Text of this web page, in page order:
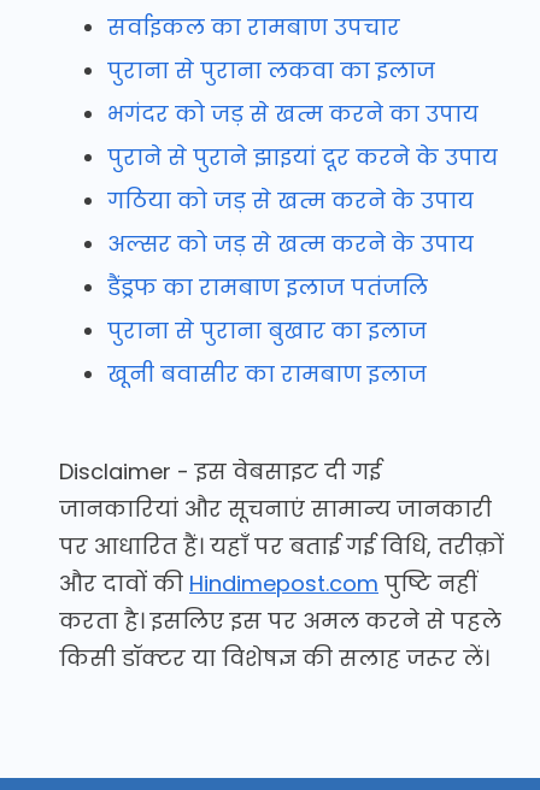
सर्वाइकल का रामबाण उपचार
पुराना से पुराना लकवा का इलाज
भगंदर को जड़ से खत्म करने का उपाय
पुराने से पुराने झाइयां दूर करने के उपाय
गठिया को जड़ से खत्म करने के उपाय
अल्सर को जड़ से खत्म करने के उपाय
डैंड्रफ का रामबाण इलाज पतंजलि
पुराना से पुराना बुखार का इलाज
खूनी बवासीर का रामबाण इलाज
Disclaimer - इस वेबसाइट दी गई
जानकारियां और सूचनाएं सामान्य जानकारी
पर आधारित हैं। यहाँ पर बताई गई विधि, तरीक़ों
और दावों की Hindimepost.com पुष्टि नहीं
करता है। इसलिए इस पर अमल करने से पहले
किसी डॉक्टर या विशेषज्ञ की सलाह जरूर लें।